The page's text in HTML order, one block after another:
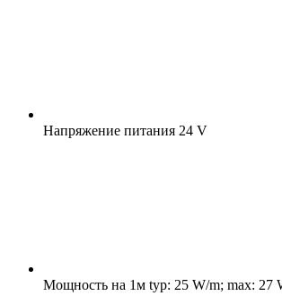
Напряжение питания 24 V
Мощность на 1м typ: 25 W/m; max: 27